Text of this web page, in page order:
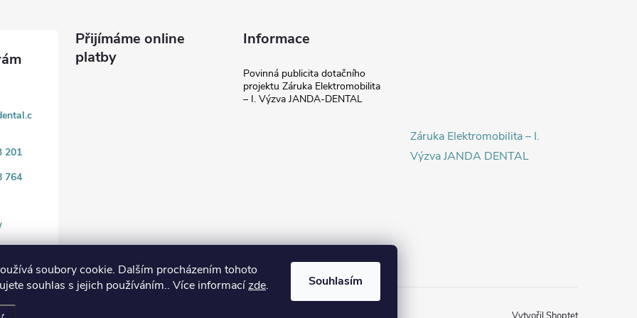
soubory cookie. Dalším procházením tohoto
souhlas s jejich používáním.. Více informacízde. Souhlasím
201
764
Přijímáme online
platby
Informace
Povinná publicita dotačního
projektu Záruka Elektromobilita
– I. Výzva JANDA-DENTAL
Záruka Elektromobilita – I.
Výzva JANDA DENTAL